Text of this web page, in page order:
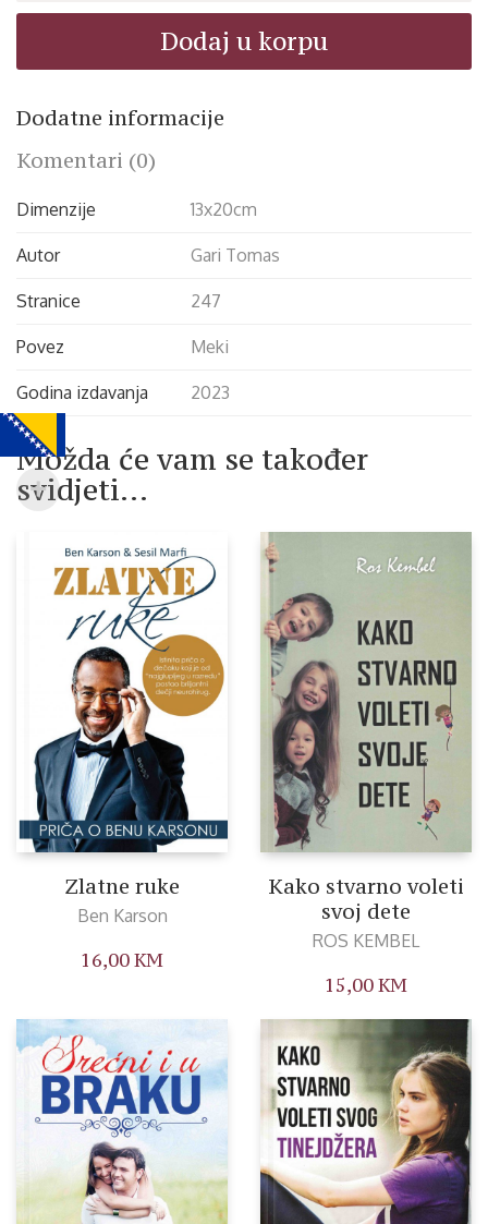
količina
Dodaj u korpu
Dodatne informacije
Komentari (0)
Dimenzije 13x20cm
Autor Gari Tomas
Stranice 247
Povez Meki
Godina izdavanja 2023
Možda će vam se također
svidjeti…
Zlatne ruke
Ben Karson
16,00KM
Kako stvarno voleti
svoj dete
ROS KEMBEL
15,00KM